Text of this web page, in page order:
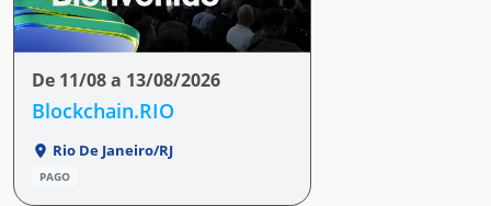
De 11/08 a 13/08/2026
Blockchain.RIO
Rio De Janeiro/RJ
PAGO